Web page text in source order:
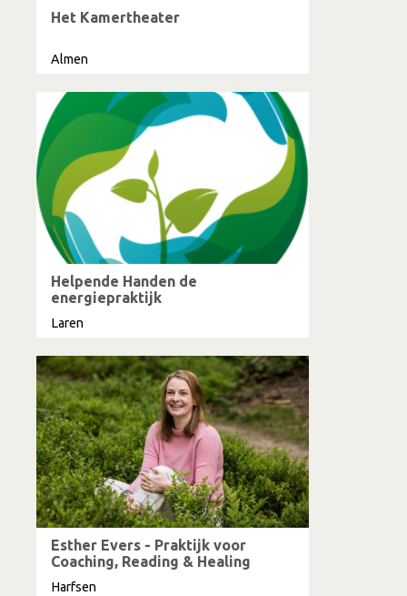
Het Kamertheater
Almen
Helpende Handen de
energiepraktijk
Laren
Esther Evers - Praktijk voor
Coaching, Reading & Healing
Harfsen